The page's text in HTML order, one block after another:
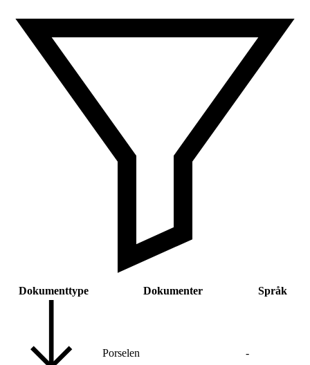
Dokumenttype Dokumenter Språk
Porselen -